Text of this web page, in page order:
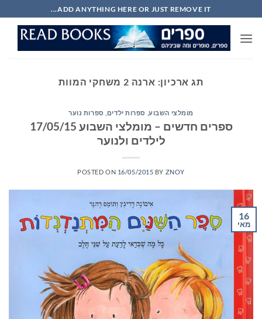
to
content
ADD ANYTHING HERE OR JUST REMOVE IT...
תג ארכיון: ארנה 2 משחקי המוות
מומלצי השבוע, ספרות ילדים ספרות נוער
ספרים חדשים – מומלצי השבוע 17/05/15
לילדים ולנוער
POSTED ON 16/05/2015 BY ZNOY
16
מאי